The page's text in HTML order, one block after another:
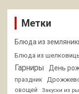
Метки
Блюда из
Блюда из
Гарниры День
праздник
овощей
Закуски из